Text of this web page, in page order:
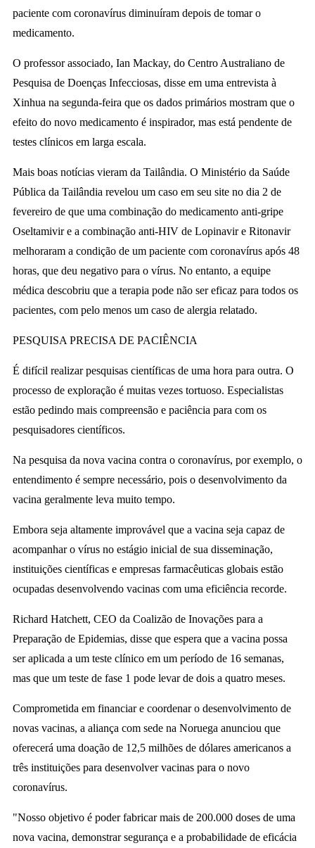
paciente com coronavírus diminuíram depois de tomar o
medicamento.
O professor associado, Ian Mackay, do Centro Australiano de
Pesquisa de Doenças Infecciosas, disse em uma entrevista à
Xinhua na segunda-feira que os dados primários mostram que o
efeito do novo medicamento é inspirador, mas está pendente de
testes clínicos em larga escala.
Mais boas notícias vieram da Tailândia. O Ministério da Saúde
Pública da Tailândia revelou um caso em seu site no dia 2 de
fevereiro de que uma combinação do medicamento anti-gripe
Oseltamivir e a combinação anti-HIV de Lopinavir e Ritonavir
melhoraram a condição de um paciente com coronavírus após 48
horas, que deu negativo para o vírus. No entanto, a equipe
médica descobriu que a terapia pode não ser eficaz para todos os
pacientes, com pelo menos um caso de alergia relatado.
PESQUISA PRECISA DE PACIÊNCIA
É difícil realizar pesquisas científicas de uma hora para outra. O
processo de exploração é muitas vezes tortuoso. Especialistas
estão pedindo mais compreensão e paciência para com os
pesquisadores científicos.
Na pesquisa da nova vacina contra o coronavírus, por exemplo, o
entendimento é sempre necessário, pois o desenvolvimento da
vacina geralmente leva muito tempo.
Embora seja altamente improvável que a vacina seja capaz de
acompanhar o vírus no estágio inicial de sua disseminação,
instituições científicas e empresas farmacêuticas globais estão
ocupadas desenvolvendo vacinas com uma eficiência recorde.
Richard Hatchett, CEO da Coalizão de Inovações para a
Preparação de Epidemias, disse que espera que a vacina possa
ser aplicada a um teste clínico em um período de 16 semanas,
mas que um teste de fase 1 pode levar de dois a quatro meses.
Comprometida em financiar e coordenar o desenvolvimento de
novas vacinas, a aliança com sede na Noruega anunciou que
oferecerá uma doação de 12,5 milhões de dólares americanos a
três instituições para desenvolver vacinas para o novo
coronavírus.
"Nosso objetivo é poder fabricar mais de 200.000 doses de uma
nova vacina, demonstrar segurança e a probabilidade de eficácia